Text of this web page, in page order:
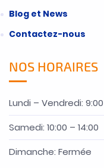
Blog et News
Contactez-nous
NOS HORAIRES
Lundi – Vendredi: 9:00
Samedi: 10:00 – 14:00
Dimanche: Fermée